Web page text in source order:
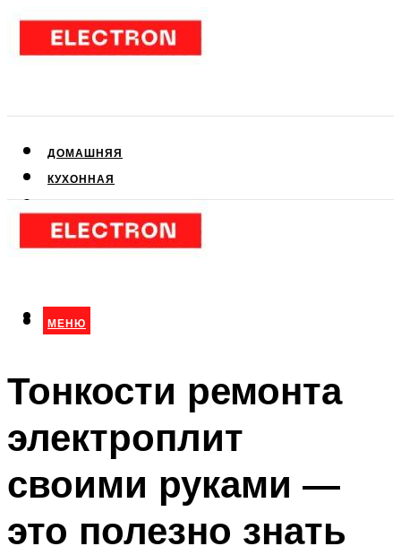
ДОМАШНЯЯ
КУХОННАЯ
КЛИМАТИЧЕСКАЯ
МЕНЮ
МЕНЮ
Тонкости ремонта
электроплит
своими руками —
это полезно знать